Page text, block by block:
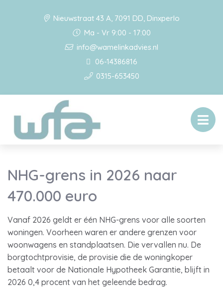
Nieuwstraat 43 A, 7091 DD, Dinxperlo
Ma - Vr 9:00 - 17:00
info@wamelinkadvies.nl
06-14386816
0315-653450
NHG-grens in 2026 naar
470.000 euro
Vanaf 2026 geldt er één NHG-grens voor alle soorten
woningen. Voorheen waren er andere grenzen voor
woonwagens en standplaatsen. Die vervallen nu. De
borgtochtprovisie, de provisie die de woningkoper
betaalt voor de Nationale Hypotheek Garantie, blijft in
2026 0,4 procent van het geleende bedrag.